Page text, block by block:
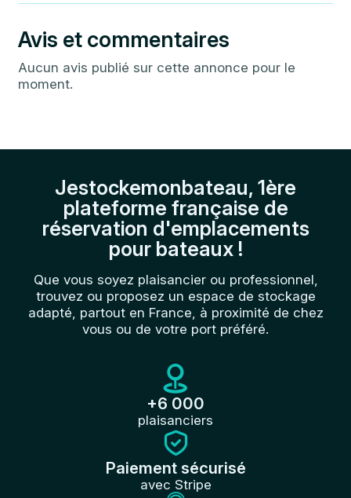
Avis et commentaires
Aucun avis publié sur cette annonce pour le
moment.
Jestockemonbateau, 1ère
plateforme française de
réservation d'emplacements
pour bateaux !
Que vous soyez plaisancier ou professionnel,
trouvez ou proposez un espace de stockage
adapté, partout en France, à proximité de chez
vous ou de votre port préféré.
+6 000
plaisanciers
Paiement sécurisé
avec Stripe